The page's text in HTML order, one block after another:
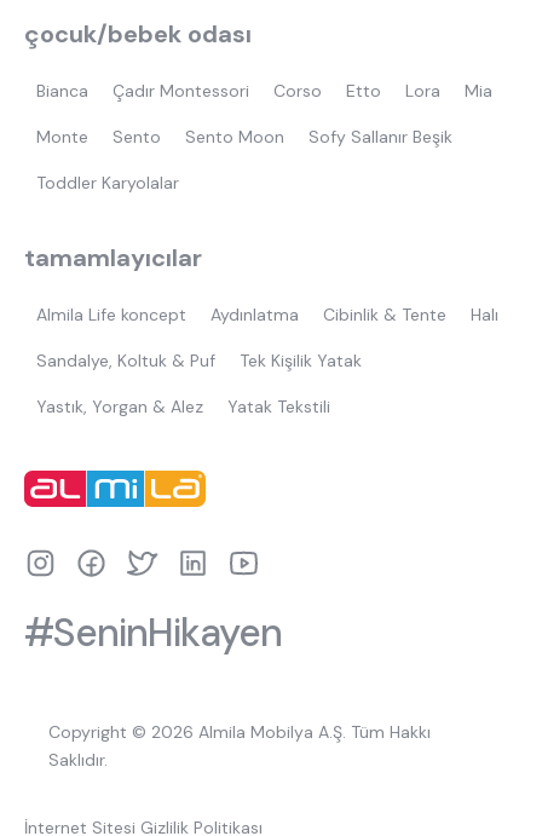
çocuk/bebek odası
Bianca Çadır Montessori Corso Etto Lora Mia
Monte Sento Sento Moon Sofy Sallanır Beşik
Toddler Karyolalar
tamamlayıcılar
Almila Life koncept Aydınlatma Cibinlik & Tente Halı
Sandalye, Koltuk & Puf Tek Kişilik Yatak
Yastık, Yorgan & Alez Yatak Tekstili
#SeninHikayen
Copyright © 2026 Almila Mobilya A.Ş. Tüm Hakkı
Saklıdır.
İnternet Sitesi Gizlilik Politikası